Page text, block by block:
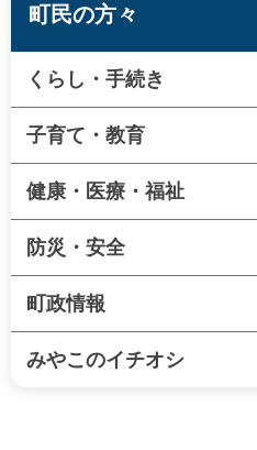
町民の方々
くらし・手続き
子育て・教育
健康・医療・福祉
防災・安全
町政情報
みやこのイチオシ